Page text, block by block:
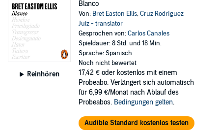
Reinhören
Blanco
Von: Bret Easton Ellis,Cruz Rodríguez
Juiz - translator
Gesprochen von:Carlos Canales
Spieldauer: 8 Std. und 18 Min.
Sprache: Spanisch
Noch nicht bewertet
17,42 € oder kostenlos mit einem
Probeabo. Verlängert sich automatisch
für 6,99 €/Monat nach Ablauf des
Probeabos. Bedingungen gelten.
Audible Standard kostenlos testen